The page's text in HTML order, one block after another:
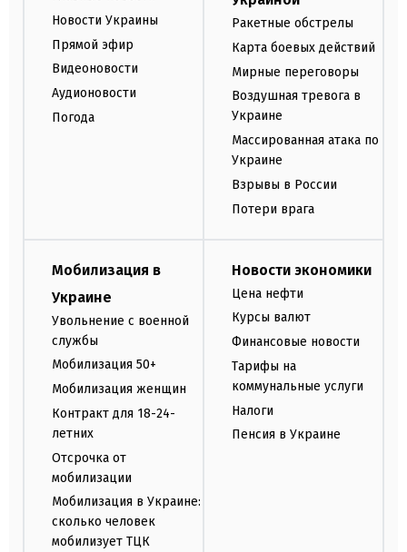
Новости Украины
Прямой эфир
Видеоновости
Аудионовости
Погода
Ракетные обстрелы
Карта боевых действий
Мирные переговоры
Воздушная тревога в
Украине
Массированная атака по
Украине
Взрывы в России
Потери врага
Мобилизация в
Украине
Увольнение с военной
службы
Мобилизация 50+
Мобилизация женщин
Контракт для 18-24-
летних
Отсрочка от
мобилизации
Мобилизация в Украине:
сколько человек
мобилизует ТЦК
Новости экономики
Цена нефти
Курсы валют
Финансовые новости
Тарифы на
коммунальные услуги
Налоги
Пенсия в Украине